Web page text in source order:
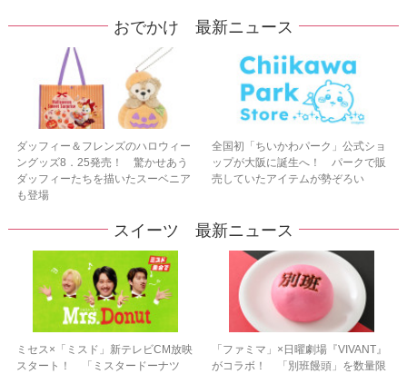
おでかけ 最新ニュース
ダッフィー＆フレンズのハロウィー
ングッズ8．25発売！ 驚かせあう
ダッフィーたちを描いたスーベニア
も登場
全国初「ちいかわパーク」公式ショ
ップが大阪に誕生へ！ パークで販
売していたアイテムが勢ぞろい
スイーツ 最新ニュース
ミセス×「ミスド」新テレビCM放映
スタート！ 「ミスタードーナツ
「ファミマ」×日曜劇場『VIVANT』
がコラボ！ 「別班饅頭」を数量限